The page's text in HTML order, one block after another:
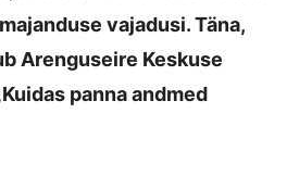
vajadusi. Täna,
Arenguseire Keskuse
panna andmed